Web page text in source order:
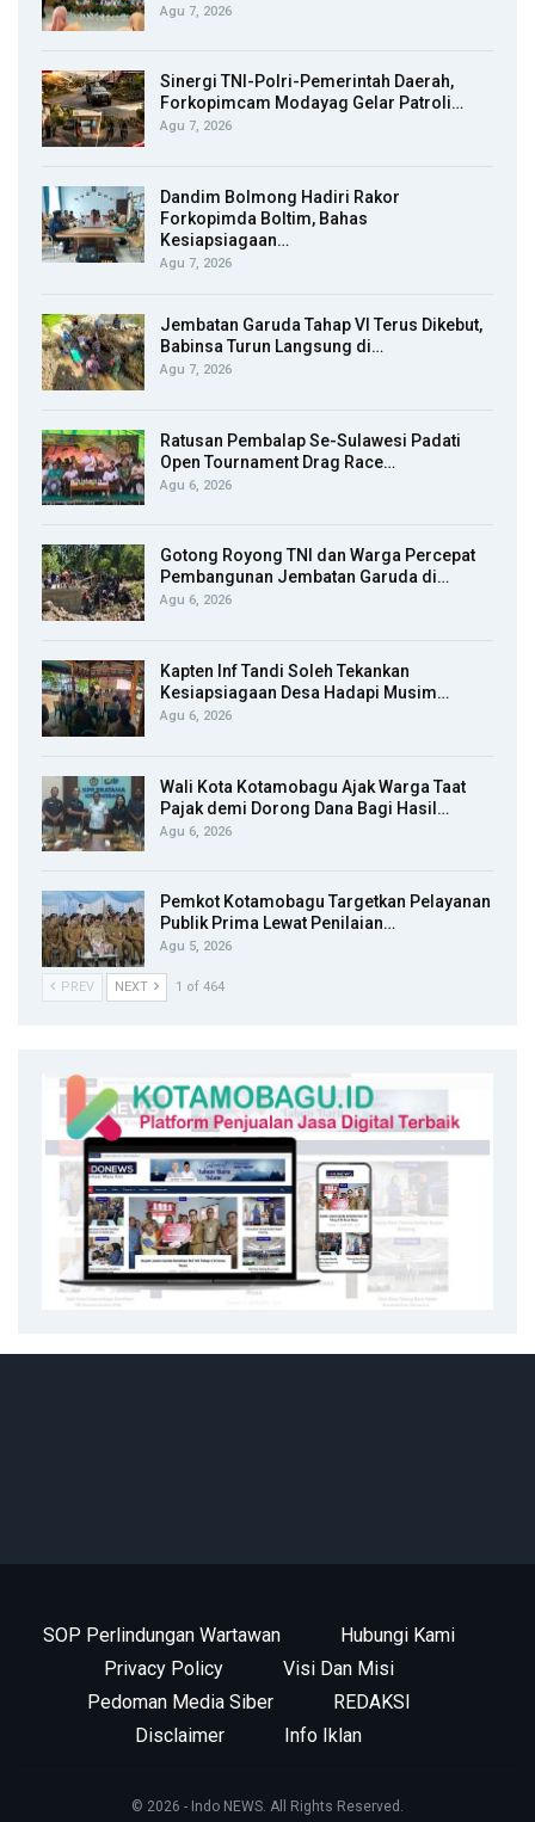
Agu 7, 2026
Sinergi TNI-Polri-Pemerintah Daerah,
Forkopimcam Modayag Gelar Patroli…
Agu 7, 2026
Dandim Bolmong Hadiri Rakor
Forkopimda Boltim, Bahas
Kesiapsiagaan…
Agu 7, 2026
Jembatan Garuda Tahap VI Terus Dikebut,
Babinsa Turun Langsung di…
Agu 7, 2026
Ratusan Pembalap Se-Sulawesi Padati
Open Tournament Drag Race…
Agu 6, 2026
Gotong Royong TNI dan Warga Percepat
Pembangunan Jembatan Garuda di…
Agu 6, 2026
Kapten Inf Tandi Soleh Tekankan
Kesiapsiagaan Desa Hadapi Musim…
Agu 6, 2026
Wali Kota Kotamobagu Ajak Warga Taat
Pajak demi Dorong Dana Bagi Hasil…
Agu 6, 2026
Pemkot Kotamobagu Targetkan Pelayanan
Publik Prima Lewat Penilaian…
Agu 5, 2026
PREV NEXT 1 of 464
SOP Perlindungan Wartawan
Hubungi Kami
Privacy Policy
Visi Dan Misi
Pedoman Media Siber
REDAKSI
Disclaimer
Info Iklan
© 2026 - Indo NEWS. All Rights Reserved.